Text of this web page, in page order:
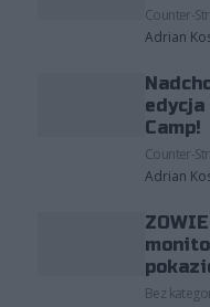
Counter-
Adrian
edycja
Camp!
Counter-
Adrian
Bez